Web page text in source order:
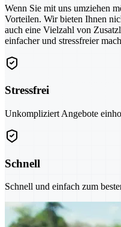
Wenn Sie mit uns umziehen
Vorteilen. Wir bieten Ihnen
auch eine Vielzahl von
einfacher und stressfreier
Stressfrei
Unkompliziert Angebote
Schnell
Schnell und einfach zum